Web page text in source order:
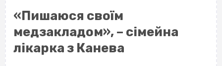
«Пишаюся своїм
медзакладом», – сімейна
лікарка з Канева